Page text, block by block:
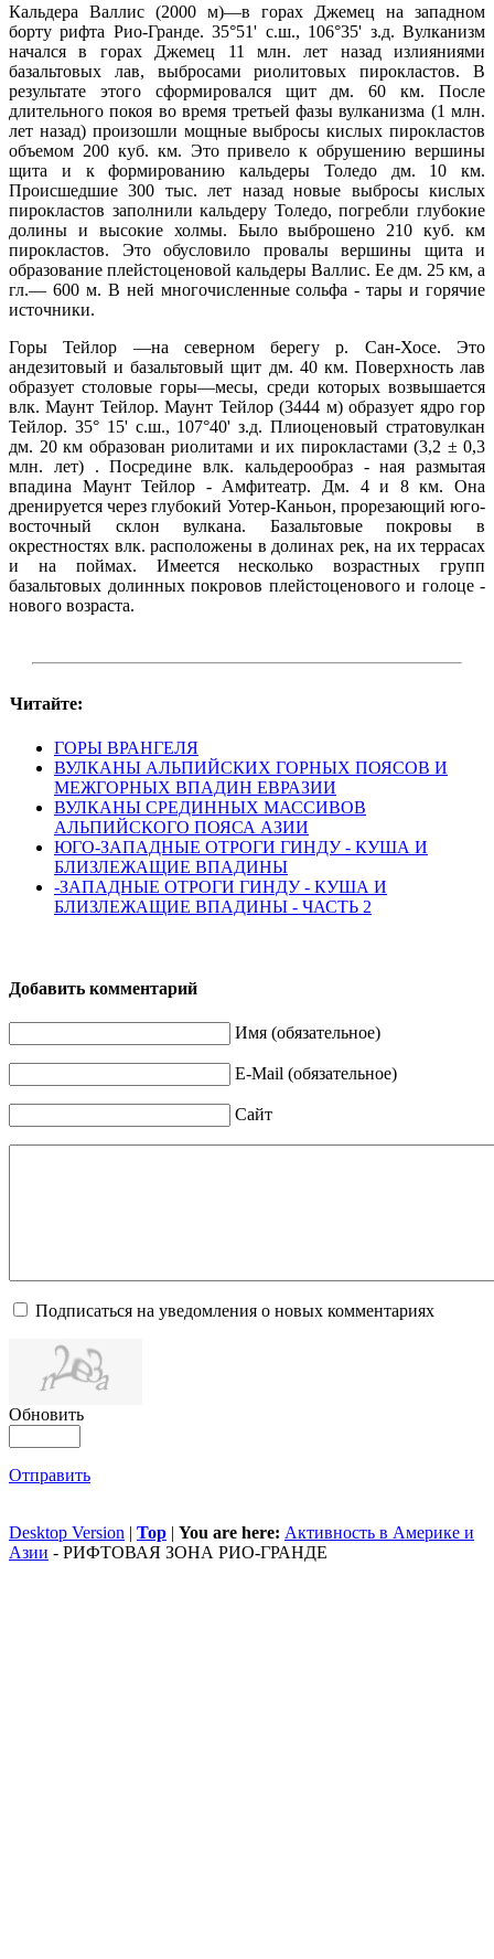
Кальдера Валлис (2000 м)—в горах Джемец на западном
борту рифта Рио-Гранде. 35°51' с.ш., 106°35' з.д. Вулканизм
начался в горах Джемец 11 млн. лет назад излияниями
базальтовых лав, выбросами риолитовых пирокластов. В
результате этого сформировался щит дм. 60 км. После
длительного покоя во время третьей фазы вулканизма (1 млн.
лет назад) произошли мощные выбросы кислых пирокластов
объемом 200 куб. км. Это привело к обрушению вершины
щита и к формированию кальдеры Толедо дм. 10 км.
Происшедшие 300 тыс. лет назад новые выбросы кислых
пирокластов заполнили кальдеру Толедо, погребли глубокие
долины и высокие холмы. Было выброшено 210 куб. км
пирокластов. Это обусловило провалы вершины щита и
образование плейстоценовой кальдеры Валлис. Ее дм. 25 км, а
гл.— 600 м. В ней многочисленные сольфа - тары и горячие
источники.
Горы Тейлор —на северном берегу р. Сан-Хосе. Это
андезитовый и базальтовый щит дм. 40 км. Поверхность лав
образует столовые горы—месы, среди которых возвышается
влк. Маунт Тейлор. Маунт Тейлор (3444 м) образует ядро гор
Тейлор. 35° 15' с.ш., 107°40' з.д. Плиоценовый стратовулкан
дм. 20 км образован риолитами и их пирокластами (3,2 ± 0,3
млн. лет) . Посредине влк. кальдерообраз - ная размытая
впадина Маунт Тейлор - Амфитеатр. Дм. 4 и 8 км. Она
дренируется через глубокий Уотер-Каньон, прорезающий юго-
восточный склон вулкана. Базальтовые покровы в
окрестностях влк. расположены в долинах рек, на их террасах
и на поймах. Имеется несколько возрастных групп
базальтовых долинных покровов плейстоценового и голоце -
нового возраста.
Читайте:
ГОРЫ ВРАНГЕЛЯ
ВУЛКАНЫ АЛЬПИЙСКИХ ГОРНЫХ ПОЯСОВ И
МЕЖГОРНЫХ ВПАДИН ЕВРАЗИИ
ВУЛКАНЫ СРЕДИННЫХ МАССИВОВ
АЛЬПИЙСКОГО ПОЯСА АЗИИ
ЮГО-ЗАПАДНЫЕ ОТРОГИ ГИНДУ - КУША И
БЛИЗЛЕЖАЩИЕ ВПАДИНЫ
-ЗАПАДНЫЕ ОТРОГИ ГИНДУ - КУША И
БЛИЗЛЕЖАЩИЕ ВПАДИНЫ - ЧАСТЬ 2
Добавить комментарий
Имя (обязательное)
E-Mail (обязательное)
Сайт
Подписаться на уведомления о новых комментариях
Обновить
Отправить
Desktop Version | Top | You are here: Активность в Америке и
Азии - РИФТОВАЯ ЗОНА РИО-ГРАНДЕ